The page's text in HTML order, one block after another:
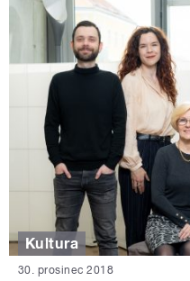
Kultura
30. prosinec 2018